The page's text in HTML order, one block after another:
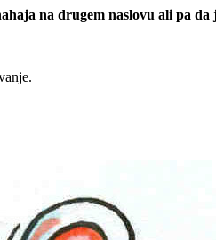
na drugem naslovu ali pa da